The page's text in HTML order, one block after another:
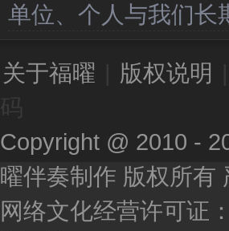
单位、个人与我们长
关于福曜 版权说明
Copyright @ 2010 -
曜伴奏制作 版权所
网络文化经营许可证